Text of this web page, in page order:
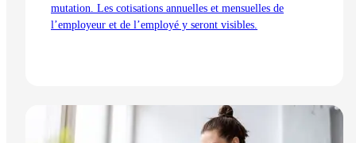
mutation. Les cotisations annuelles et mensuelles de
l’employeur et de l’employé y seront visibles.
Lire l'article